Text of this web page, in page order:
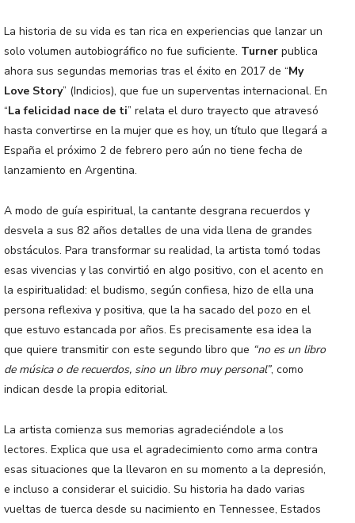
La historia de su vida es tan rica en experiencias que lanzar un
solo volumen autobiográfico no fue suficiente. Turner publica
ahora sus segundas memorias tras el éxito en 2017 de “My
Love Story” (Indicios), que fue un superventas internacional. En
“La felicidad nace de ti” relata el duro trayecto que atravesó
hasta convertirse en la mujer que es hoy, un título que llegará a
España el próximo 2 de febrero pero aún no tiene fecha de
lanzamiento en Argentina.
A modo de guía espiritual, la cantante desgrana recuerdos y
desvela a sus 82 años detalles de una vida llena de grandes
obstáculos. Para transformar su realidad, la artista tomó todas
esas vivencias y las convirtió en algo positivo, con el acento en
la espiritualidad: el budismo, según confiesa, hizo de ella una
persona reflexiva y positiva, que la ha sacado del pozo en el
que estuvo estancada por años. Es precisamente esa idea la
que quiere transmitir con este segundo libro que “no es un libro
de música o de recuerdos, sino un libro muy personal”, como
indican desde la propia editorial.
La artista comienza sus memorias agradeciéndole a los
lectores. Explica que usa el agradecimiento como arma contra
esas situaciones que la llevaron en su momento a la depresión,
e incluso a considerar el suicidio. Su historia ha dado varias
vueltas de tuerca desde su nacimiento en Tennessee, Estados